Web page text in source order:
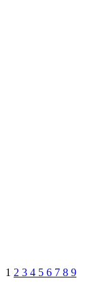
1 2 3 4 5 6 7 8 9